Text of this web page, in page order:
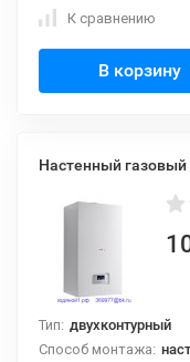
К сравнению
В корзину
Настенный
Тип: двухконтурный
Способ монтажа: